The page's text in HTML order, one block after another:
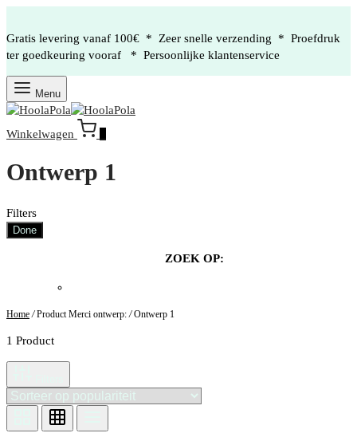
Gratis levering vanaf 100€ * Zeer snelle verzending * Proefdruk
ter goedkeuring vooraf * Persoonlijke klantenservice
Menu
Winkelwagen
Ontwerp 1
Filters
Done
ZOEK OP:
Home /Product Merci ontwerp:/Ontwerp 1
1 Product